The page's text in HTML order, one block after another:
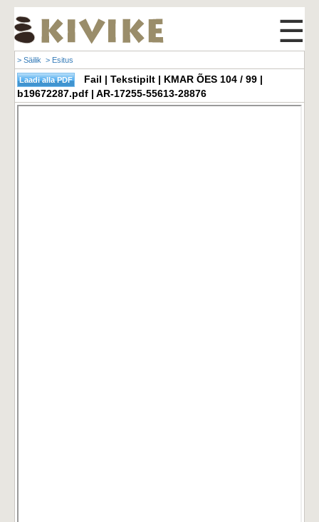
☰
> Säilik > Esitus
Fail | Tekstipilt | KMAR ÕES 104 / 99 |
b19672287.pdf | AR-17255-55613-28876